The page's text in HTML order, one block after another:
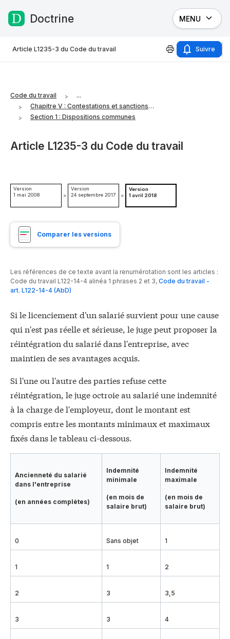
Passer au contenu
Doctrine MENU
Article L1235-3 du Code du travail Suivre
Code du travail
...
Chapitre V : Contestations et sanctions des irrégularités du licenciement
Section 1 : Dispositions communes
Article L1235-3 du Code du travail
Version
1 mai 2008
>
Version
24 septembre 2017
>
Version
1 avril 2018
Comparer les versions
Les références de ce texte avant la renumérotation sont les articles :
Code du travail L122-14-4 alinéa 1 phrases 2 et 3, Code du travail -
art. L122-14-4 (AbD)
Si le licenciement d'un salarié survient pour une cause
qui n'est pas réelle et sérieuse, le juge peut proposer la
réintégration du salarié dans l'entreprise, avec
maintien de ses avantages acquis.
Si l'une ou l'autre des parties refuse cette
réintégration, le juge octroie au salarié une indemnité
à la charge de l'employeur, dont le montant est
compris entre les montants minimaux et maximaux
fixés dans le tableau ci-dessous.
Ancienneté du salarié
dans l'entreprise
(en années complètes)
Indemnité
minimale
(en mois de
salaire brut)
Indemnité
maximale
(en mois de
salaire brut)
0 Sans objet 1
1 1 2
2 3 3,5
3 3 4